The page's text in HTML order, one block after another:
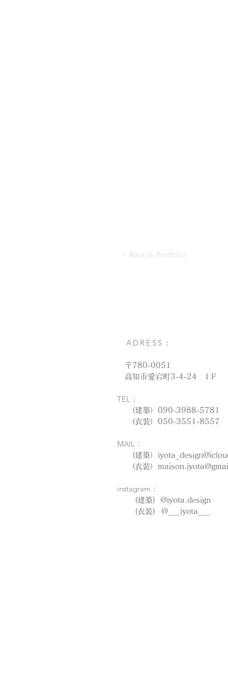
< Back to Portfolio
ADRESS：
〒780-0051
高知市愛宕町3-4-24 1Ｆ
TEL：
(建築）090-3988-5781
(衣装）050-3551-8557
MAIL ：
(建築）
(衣装）
instagram ：​
(建築) @iyota.design
(衣装)
@___iyota___